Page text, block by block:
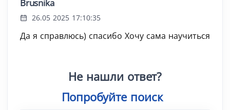
Brusnika
26.05 2025 17:10:35
Да я справлюсь) спасибо Хочу сама научиться
Не нашли ответ?
Попробуйте поиск|